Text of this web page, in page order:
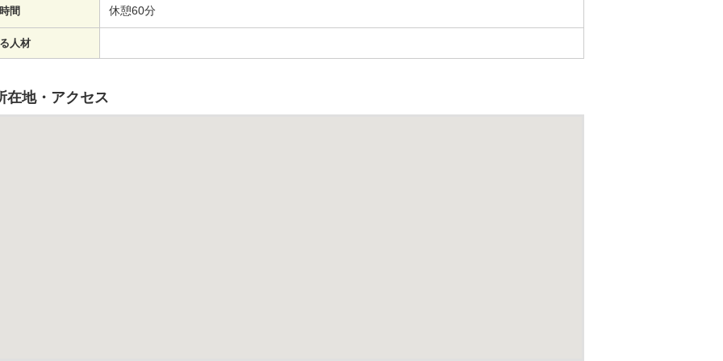
間 休憩60分
人材
在地・アクセス